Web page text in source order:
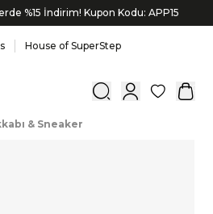
içerisinde kargoya verilecektir.
%15 İndirim! Kupon Kodu: APP15
House of SuperStep
0
& Sneaker